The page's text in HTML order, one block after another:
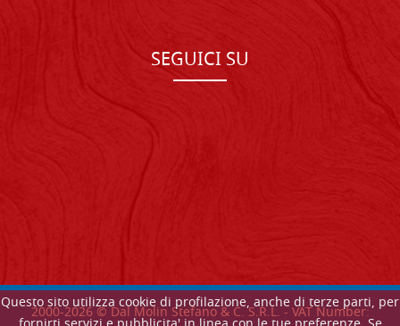
Questo sito utilizza cookie di profilazione, anche di terze parti, per
SEGUICI SU
2000-2026© Dal Molin Stefano & C. S.R.L. - VAT Number: